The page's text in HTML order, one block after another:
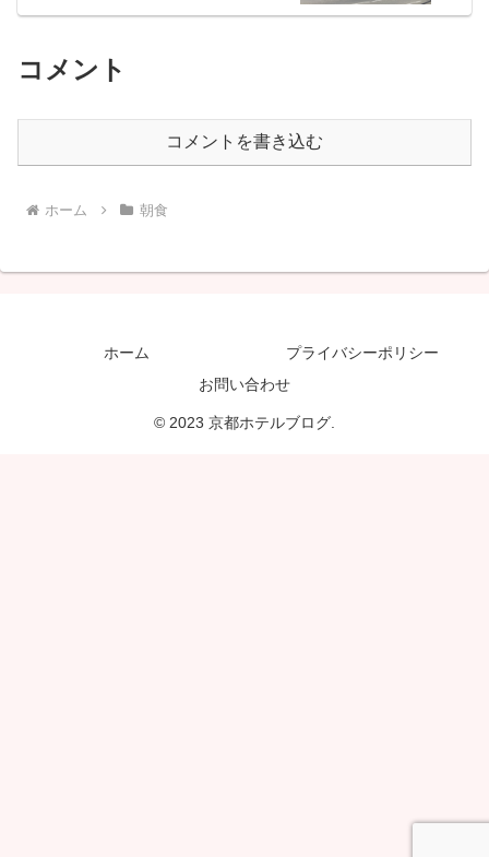
コメント
コメントを書き込む
ホーム 朝食
ホーム
プライバシーポリシー
お問い合わせ
© 2023 京都ホテルブログ.